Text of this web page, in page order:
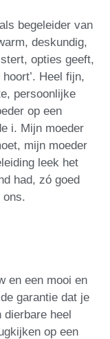
begeleider van
deskundig,
opties geeft,
Heel fijn,
persoonlijke
op een
i. Mijn moeder
mijn moeder
leek het
had, zó goed
ons.
en een mooi en
garantie dat je
dierbare heel
op een